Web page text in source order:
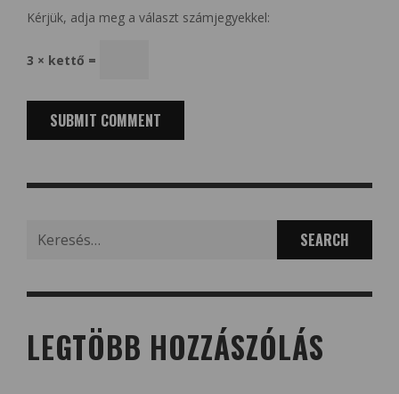
Kérjük, adja meg a választ számjegyekkel:
3 × kettő =
for:
LEGTÖBB HOZZÁSZÓLÁS